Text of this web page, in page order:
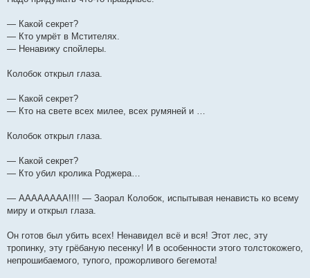
— Какой секрет?
— Кто умрёт в Мстителях.
— Ненавижу спойлеры.
Колобок открыл глаза.
— Какой секрет?
— Кто на свете всех милее, всех румяней и …
Колобок открыл глаза.
— Какой секрет?
— Кто убил кролика Роджера…
— АААААААА!!!! — Заорал Колобок, испытывая ненависть ко всему
миру и открыл глаза.
Он готов был убить всех! Ненавидел всё и вся! Этот лес, эту
тропинку, эту грёбаную песенку! И в особенности этого толстокожего,
непрошибаемого, тупого, прожорливого бегемота!